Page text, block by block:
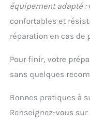
équipement adapté :
confortables et
réparation en cas de
Pour finir, votre
sans quelques
Bonnes pratiques à
Renseignez-vous